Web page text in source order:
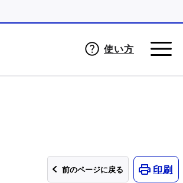
使い方
前のページに戻る 印刷